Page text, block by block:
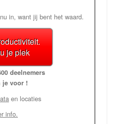
in, want jij bent het waard.
je plek
deelnemers
je voor !
en locaties
info.